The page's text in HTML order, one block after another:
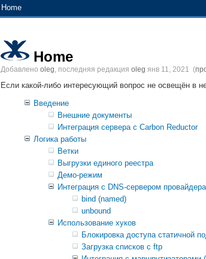
Home
Home
Добавлено oleg, последняя редакция oleg янв 11, 2021 (
Если какой-либо интересующий вопрос не освещён в
Введение
Внешние документы
Интеграция сервера с Carbon Reductor
Логика работы
Ветки
Выгрузки единого реестра
Демо-режим
Интеграция с DNS-сервером провайдера
bind (named)
unbound
Использование хуков
Блокировка доступа статичной
Загрузка списков с ftp